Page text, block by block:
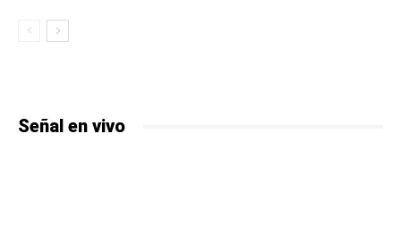
Señal en vivo